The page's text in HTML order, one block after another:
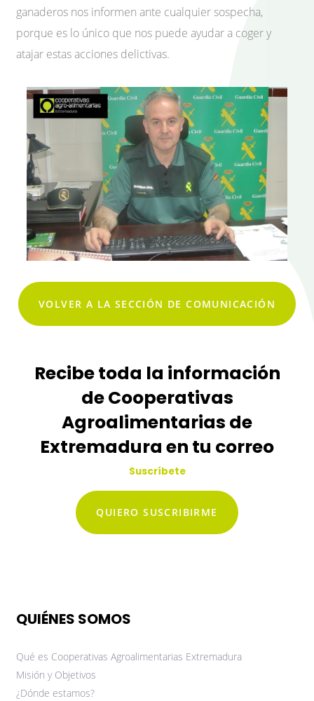
ganaderos nos informen ante cualquier sospecha,
porque es lo único que nos puede ayudar a coger y
atajar estas acciones delictivas.
VOLVER A LA SECCIÓN DE COMUNICACIÓN
Recibe toda la información
de Cooperativas
Agroalimentarias de
Extremadura en tu correo
Suscríbete
QUIERO SUSCRIBIRME
QUIÉNES SOMOS
Qué es Cooperativas Agroalimentarias Extremadura
Misión y Objetivos
¿Dónde estamos?